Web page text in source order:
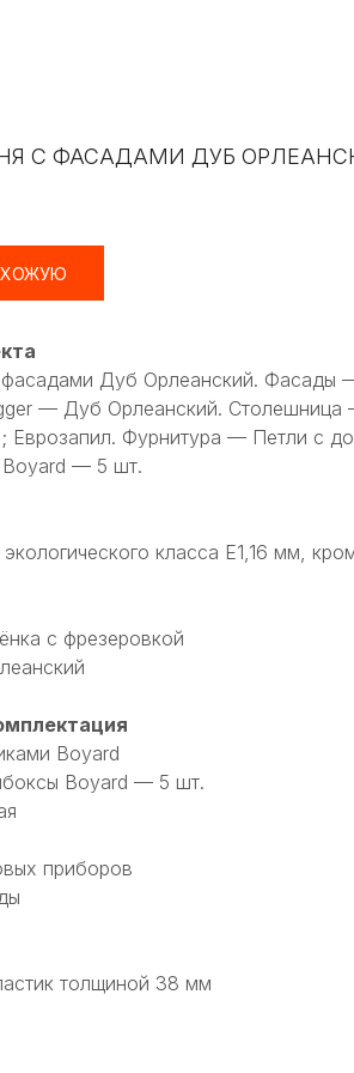
С ФАСАДАМИ ДУБ
фасадами Дуб Орлеанский.
— Дуб Орлеанский. Столешница
Еврозапил. Фурнитура — Петли с
— 5 шт.
класса Е1,16 мм,
с фрезеровкой
Boyard
Boyard — 5 шт.
приборов
толщиной 38 мм